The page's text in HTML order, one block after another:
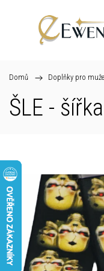
Domů / Doplňky pro muže
ŠLE -